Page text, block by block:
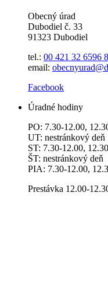
Obecný úrad
Dubodiel č. 33
91323 Dubodiel
tel.: 00 421 32 6596
email:
Facebook
Úradné hodiny
PO: 7.30-12.00,
UT: nestránkový deň
ST: 7.30-12.00,
ŠT: nestránkový deň
PIA: 7.30-12.00,
Prestávka 12.00-